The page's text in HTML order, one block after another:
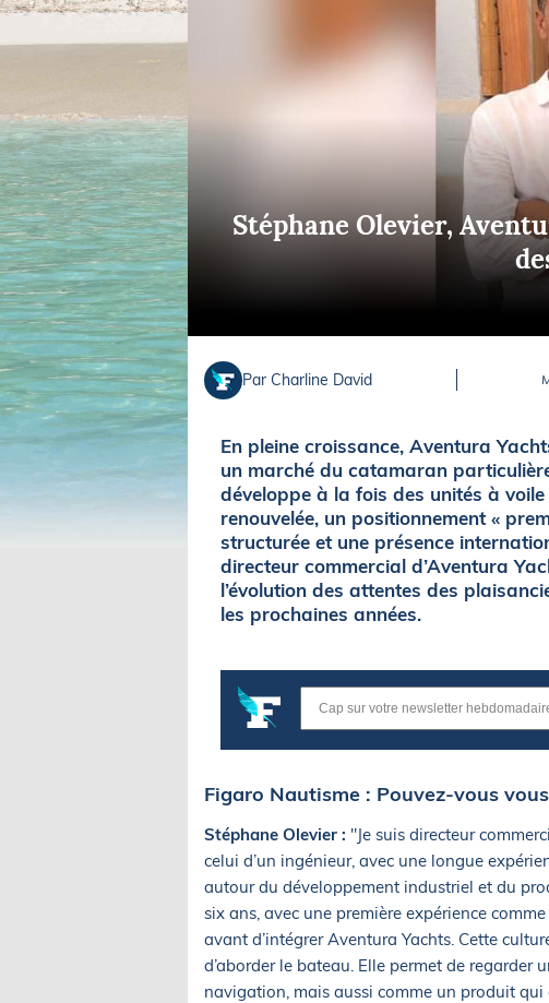
Pêche en
Plongée
Glisse
Stéphane Olevier,
Par Charline David
En pleine croissance, Aventura
un marché du catamaran
développe à la fois des unités à
renouvelée, un positionnement «
structurée et une présence
directeur commercial d’Aventura
l’évolution des attentes des
les prochaines années.
Figaro Nautisme : Pouvez-vous
Stéphane Olevier : "Je suis directeur
celui d’un ingénieur, avec une longue
autour du développement industriel et du
six ans, avec une première expérience
avant d’intégrer Aventura Yachts. Cette
d’aborder le bateau. Elle permet de
navigation, mais aussi comme un produit